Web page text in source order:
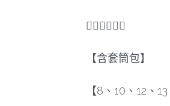
🐕‍🦺🐕‍🦺🐕‍🦺
【含套筒包】
【8、10、12、